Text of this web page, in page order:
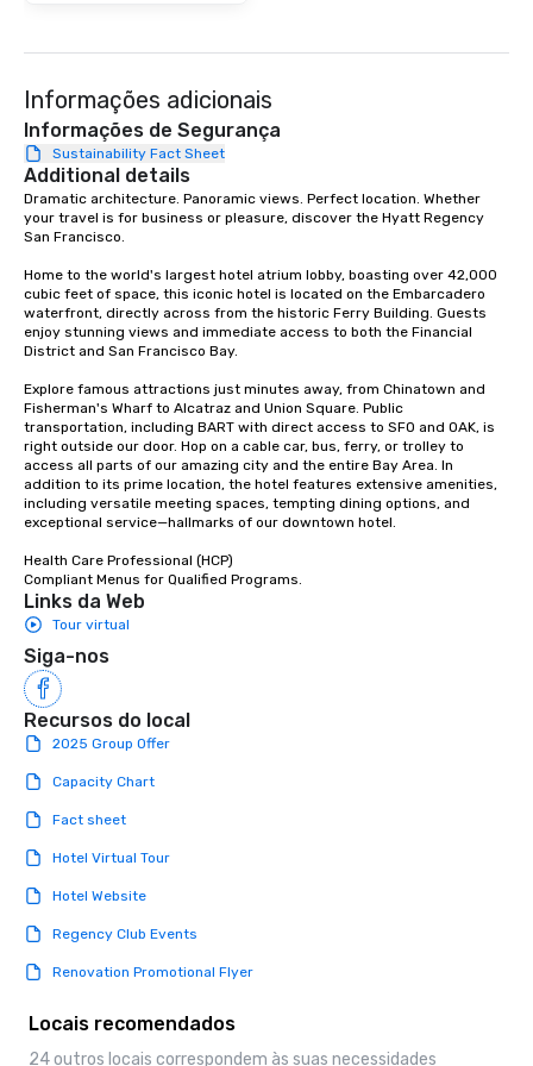
walking in between,
countless
down at each venue
traverse along the
experiences not only
Lip Smacking Foodie
groups, small or large.
experiences can
groups from as few
as 500 guests,
choice for any
Informações adicionais
Informações de Segurança
Sustainability Fact Sheet
Additional details
Dramatic architecture. Panoramic views. Perfect location. Whether
your travel is for business or pleasure, discover the Hyatt Regency
San Francisco.
Home to the world's largest hotel atrium lobby, boasting over 42,000
cubic feet of space, this iconic hotel is located on the Embarcadero
waterfront, directly across from the historic Ferry Building. Guests
enjoy stunning views and immediate access to both the Financial
District and San Francisco Bay.
Explore famous attractions just minutes away, from Chinatown and
Fisherman's Wharf to Alcatraz and Union Square. Public
transportation, including BART with direct access to SFO and OAK, is
right outside our door. Hop on a cable car, bus, ferry, or trolley to
access all parts of our amazing city and the entire Bay Area. In
addition to its prime location, the hotel features extensive amenities,
including versatile meeting spaces, tempting dining options, and
exceptional service—hallmarks of our downtown hotel.
Health Care Professional (HCP)
Compliant Menus for Qualified Programs.
Links da Web
Tour virtual
Siga-nos
Recursos do local
2025 Group Offer
Capacity Chart
Fact sheet
Hotel Virtual Tour
Hotel Website
Regency Club Events
Renovation Promotional Flyer
Locais recomendados
24 outros locais correspondem às suas necessidades